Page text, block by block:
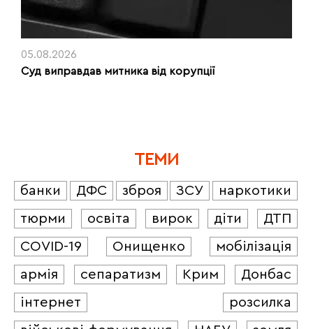
05.08.2026
Суд виправдав митника від корупції
ТЕМИ
банки ДФС зброя ЗСУ
наркотики
тюрми
освіта вирок діти
ДТП
COVID-19
Онищенко
мобілізація
армія
сепаратизм Крим
Донбас
інтернет
розсилка